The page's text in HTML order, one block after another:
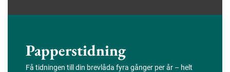
Papperstidning
Få tidningen till din brevlåda fyra gånger per år – helt